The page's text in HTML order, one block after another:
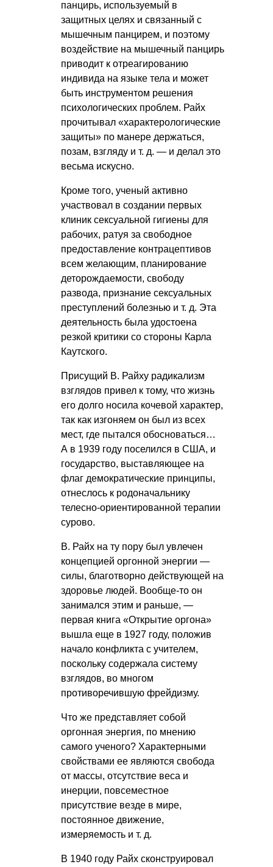
панцирь, используемый в
защитных целях и связанный с
мышечным панцирем, и поэтому
воздействие на мышечный панцирь
приводит к отреагированию
индивида на языке тела и может
быть инструментом решения
психологических проблем. Райх
прочитывал «характерологические
защиты» по манере держаться,
позам, взгляду и т. д. — и делал это
весьма искусно.
Кроме того, ученый активно
участвовал в создании первых
клиник сексуальной гигиены для
рабочих, ратуя за свободное
предоставление контрацептивов
всем желающим, планирование
деторождаемости, свободу
развода, признание сексуальных
преступлений болезнью и т. д. Эта
деятельность была удостоена
резкой критики со стороны Карла
Каутского.
Присущий В. Райху радикализм
взглядов привел к тому, что жизнь
его долго носила кочевой характер,
так как изгоняем он был из всех
мест, где пытался обосноваться…
А в 1939 году поселился в США, и
государство, выставляющее на
флаг демократические принципы,
отнеслось к родоначальнику
телесно-ориентированной терапии
сурово.
В. Райх на ту пору был увлечен
концепцией оргонной энергии —
силы, благотворно действующей на
здоровье людей. Вообще-то он
занимался этим и раньше, —
первая книга «Открытие оргона»
вышла еще в 1927 году, положив
начало конфликта с учителем,
поскольку содержала систему
взглядов, во многом
противоречившую фрейдизму.
Что же представляет собой
оргонная энергия, по мнению
самого ученого? Характерными
свойствами ее являются свобода
от массы, отсутствие веса и
инерции, повсеместное
присутствие везде в мире,
постоянное движение,
измеряемость и т. д.
В 1940 году Райх сконструировал